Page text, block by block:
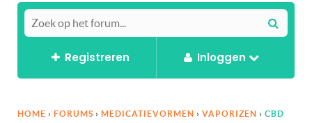
Registreren Inloggen
HOME › FORUMS › MEDICATIEVORMEN › VAPORIZEN › CBD